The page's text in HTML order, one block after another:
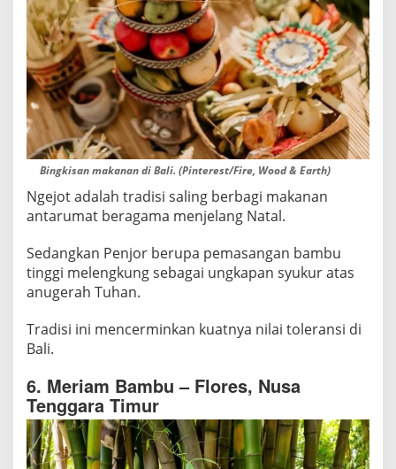
Bingkisan makanan di Bali. (Pinterest/Fire, Wood & Earth)
Ngejot adalah tradisi saling berbagi makanan
antarumat beragama menjelang Natal.
Sedangkan Penjor berupa pemasangan bambu
tinggi melengkung sebagai ungkapan syukur atas
anugerah Tuhan.
Tradisi ini mencerminkan kuatnya nilai toleransi di
Bali.
6. Meriam Bambu – Flores, Nusa
Tenggara Timur